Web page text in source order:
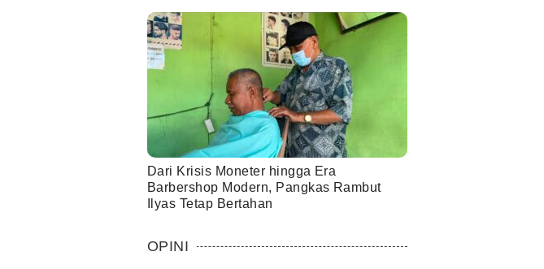
Dari Krisis Moneter hingga Era
Barbershop Modern, Pangkas Rambut
Ilyas Tetap Bertahan
OPINI